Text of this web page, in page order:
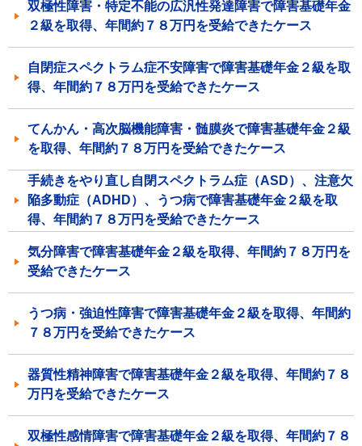
双極性障害・特定不能の広汎性発達障害で障害基礎年金
２級を取得、年間約７８万円を受給できたケース
自閉症スペクトラム症不安障害で障害基礎年金２級を取
得、年間約７８万円を受給できたケース
てんかん・高次脳機能障害・髄膜炎で障害基礎年金２級
を取得、年間約７８万円を受給できたケース
手続きをやり直し自閉スペクトラム症（ASD）、注意欠
陥多動症（ADHD）、うつ病で障害基礎年金２級を取
得、年間約７８万円を受給できたケース
気分障害で障害基礎年金２級を取得、年間約７８万円を
受給できたケース
うつ病・強迫性障害で障害基礎年金２級を取得、年間約
７８万円を受給できたケース
器質性精神障害で障害基礎年金２級を取得、年間約７８
万円を受給できたケース
双極性感情障害で障害基礎年金２級を取得、年間約７８